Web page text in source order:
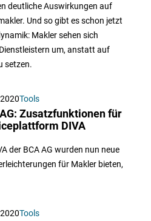
deutliche Auswirkungen auf
Und so gibt es schon jetzt
Makler sehen sich
um, anstatt auf
setzen.
Tools
Zusatzfunktionen für
DIVA
der BCA AG wurden nun neue
für Makler bieten,
Tools